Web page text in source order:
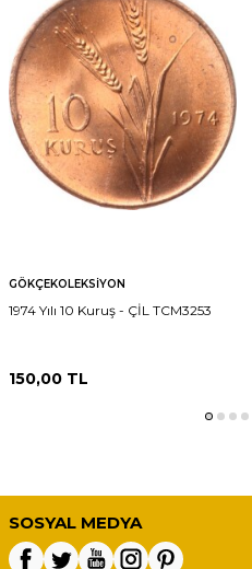
GÖKÇEKOLEKSIYON
1974 Yılı 10 Kuruş - ÇİL TCM3253
150,00 TL
SOSYAL MEDYA